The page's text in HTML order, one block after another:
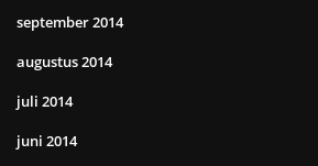
september 2014
augustus 2014
juli 2014
juni 2014